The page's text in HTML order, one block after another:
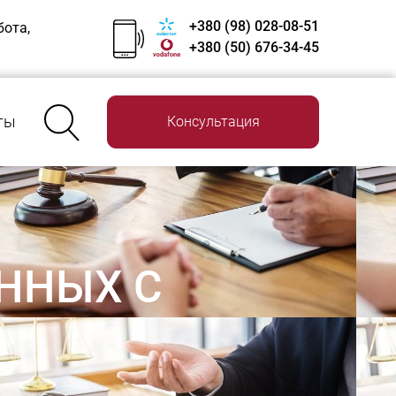
+380 (98) 028-08-51
+380 (50) 676-34-45
Консультация
С